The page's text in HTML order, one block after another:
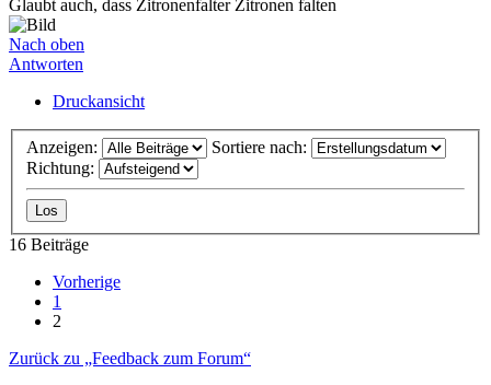
Glaubt auch, dass Zitronenfalter Zitronen falten
Nach oben
Antworten
Druckansicht
Anzeigen:
Sortiere nach:
Richtung:
16 Beiträge
Vorherige
1
2
Zurück zu „Feedback zum Forum“